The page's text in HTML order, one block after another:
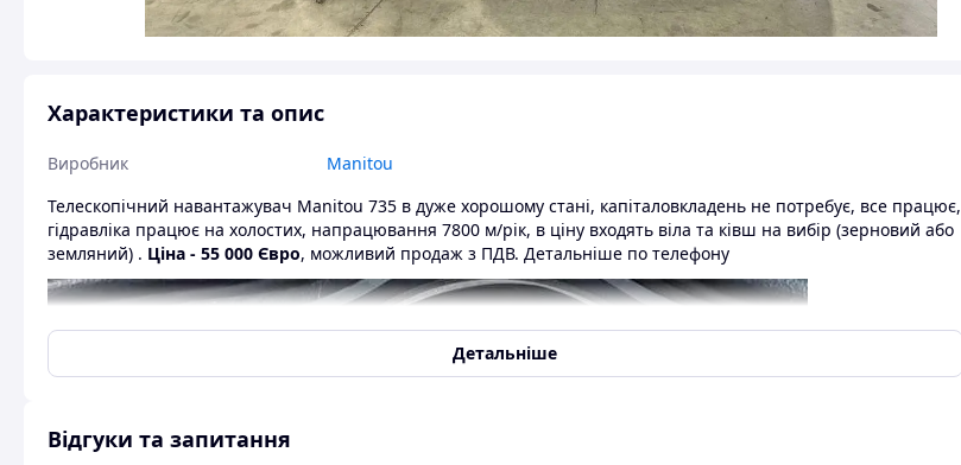
Характеристики та опис
Виробник
Manitou
Телескопічний навантажувач Manitou 735 в дуже хорошому стані, капіталовкладень не потребує, все працює,
гідравліка працює на холостих, напрацювання 7800 м/рік, в ціну входять віла та ківш на вибір (зерновий або
земляний) . Ціна - 55 000 Євро, можливий продаж з ПДВ. Детальніше по телефону
Детальніше
Відгуки та запитання